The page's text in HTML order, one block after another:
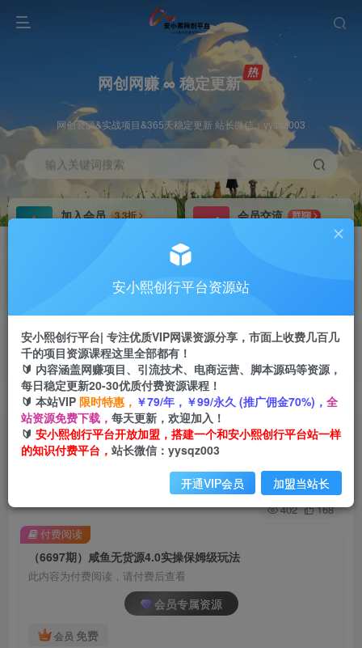
网创网赚 ∞ 稳定更新
网创资源&实战项目&365天稳定更新 站长微信：yysqz003
输入关键词搜索
加入会员
3.3折
会员交流
群聊
推广返佣高达70%
24小时自动赚钱
首页 创业课程 会员专属 正文
（6697期）咸鱼无货源4.0实操保姆级玩法
关注 私信
402 168
（6697期）咸鱼无货源4.0实操保姆级玩法
此内容为付费阅读，请付费后查看
会员专属资源
会员 免费
付费阅读
安小熙创行平台资源站
安小熙创行平台| 专注优质VIP网课资源分享，市面上收费几百几
千的项目资源课程这里全部都有！
🔰 内容涵盖网赚项目、引流技术、电商运营、脚本源码等资源，
每日稳定更新20-30优质付费资源课程！
🔰 本站VIP 限时特惠， ￥79/年，￥99/永久 (推广佣金70%)， 全
站资源免费下载， 每天更新，欢迎加入！
🔰 安小熙创行平台开放加盟，搭建一个和安小熙创行平台站一样
的知识付费平台， 站长微信：yysqz003
开通VIP会员 加盟当站长